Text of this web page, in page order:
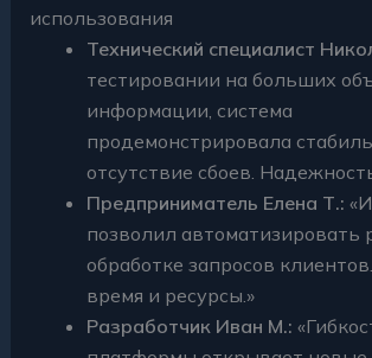
использования
Технический специалист
тестировании на больших
информации, система
продемонстрировала
отсутствие сбоев.
Предприниматель Елена Т.:
позволил автоматизировать
обработке запросов
время и ресурсы.»
Разработчик Иван М.: